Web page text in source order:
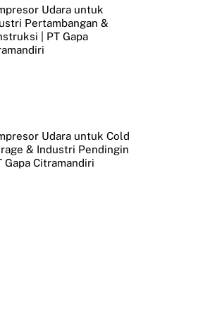
Udara untuk
Pertambangan &
| PT Gapa
Udara untuk Cold
& Industri Pendingin
Gapa Citramandiri